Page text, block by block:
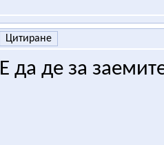
Цитиране
Е да де за